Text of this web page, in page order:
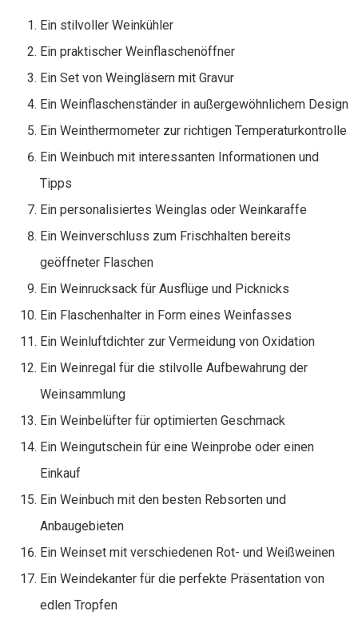
Ein stilvoller Weinkühler
Ein praktischer Weinflaschenöffner
Ein Set von Weingläsern mit Gravur
Ein Weinflaschenständer in außergewöhnlichem Design
Ein Weinthermometer zur richtigen Temperaturkontrolle
Ein Weinbuch mit interessanten Informationen und
Tipps
Ein personalisiertes Weinglas oder Weinkaraffe
Ein Weinverschluss zum Frischhalten bereits
geöffneter Flaschen
Ein Weinrucksack für Ausflüge und Picknicks
Ein Flaschenhalter in Form eines Weinfasses
Ein Weinluftdichter zur Vermeidung von Oxidation
Ein Weinregal für die stilvolle Aufbewahrung der
Weinsammlung
Ein Weinbelüfter für optimierten Geschmack
Ein Weingutschein für eine Weinprobe oder einen
Einkauf
Ein Weinbuch mit den besten Rebsorten und
Anbaugebieten
Ein Weinset mit verschiedenen Rot- und Weißweinen
Ein Weindekanter für die perfekte Präsentation von
edlen Tropfen